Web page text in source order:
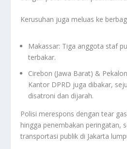
Kerusuhan juga meluas ke
Makassar: Tiga anggota staf
terbakar.
Cirebon (Jawa Barat) &
Kantor DPRD juga dibakar,
disatroni dan dijarah.
Polisi merespons dengan tear
hingga penembakan peringatan,
transportasi publik di Jakarta